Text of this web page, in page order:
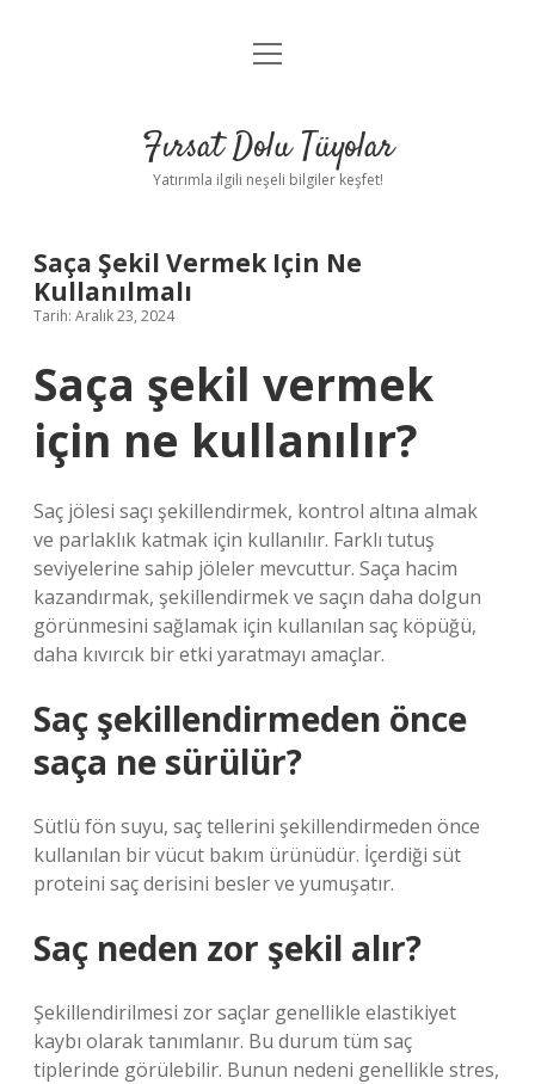
Gizlilik Politikası
Yasal Uyarı
menüyü
Fırsat Dolu Tüyolar
Yatırımla ilgili neşeli bilgiler keşfet!
Saça Şekil Vermek Için Ne
Kullanılmalı
Tarih: Aralık 23, 2024
Saça şekil vermek
için ne kullanılır?
Saç jölesi saçı şekillendirmek, kontrol altına almak
ve parlaklık katmak için kullanılır. Farklı tutuş
seviyelerine sahip jöleler mevcuttur. Saça hacim
kazandırmak, şekillendirmek ve saçın daha dolgun
görünmesini sağlamak için kullanılan saç köpüğü,
daha kıvırcık bir etki yaratmayı amaçlar.
Saç şekillendirmeden önce
saça ne sürülür?
Sütlü fön suyu, saç tellerini şekillendirmeden önce
kullanılan bir vücut bakım ürünüdür. İçerdiği süt
proteini saç derisini besler ve yumuşatır.
Saç neden zor şekil alır?
Şekillendirilmesi zor saçlar genellikle elastikiyet
kaybı olarak tanımlanır. Bu durum tüm saç
tiplerinde görülebilir. Bunun nedeni genellikle stres,